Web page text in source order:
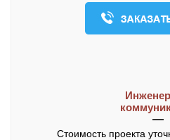
Стоимость проекта